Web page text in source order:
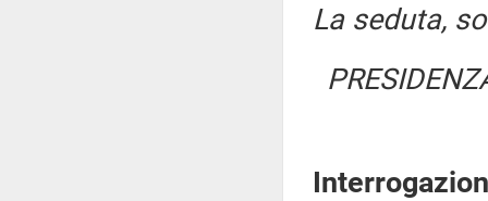
La seduta,